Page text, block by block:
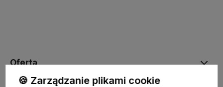
Oferta
🍪 Zarządzanie plikami cookie